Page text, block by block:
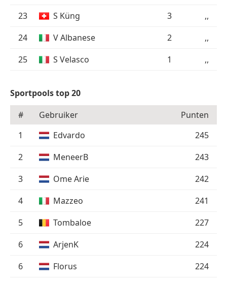
23
S Küng 3
,,
24
V Albanese 2
,,
25
S Velasco 1 ,,
Sportpools top 20
#
Gebruiker
Punten
1
Edvardo
245
2
MeneerB
243
3
Ome Arie
242
4
Mazzeo
241
5
Tombaloe
227
6
ArjenK
224
6
Florus
224